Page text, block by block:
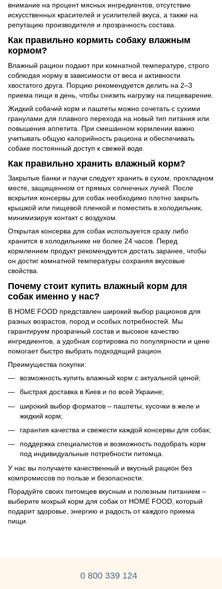
внимание на процент мясных ингредиентов, отсутствие
искусственных красителей и усилителей вкуса, а также на
репутацию производителя и прозрачность состава.
Как правильно кормить собаку влажным
кормом?
Влажный рацион подают при комнатной температуре, строго
соблюдая норму в зависимости от веса и активности
хвостатого друга. Порцию рекомендуется делить на 2–3
приема пищи в день, чтобы снизить нагрузку на пищеварение.
Жидкий собачий корм и паштеты можно сочетать с сухими
гранулами для плавного перехода на новый тип питания или
повышения аппетита. При смешанном кормлении важно
учитывать общую калорийность рациона и обеспечивать
собаке постоянный доступ к свежей воде.
Как правильно хранить влажный корм?
Закрытые банки и паучи следует хранить в сухом, прохладном
месте, защищенном от прямых солнечных лучей. После
вскрытия консервы для собак необходимо плотно закрыть
крышкой или пищевой пленкой и поместить в холодильник,
минимизируя контакт с воздухом.
Открытая консерва для собак используется сразу либо
хранится в холодильнике не более 24 часов. Перед
кормлением продукт рекомендуется достать заранее, чтобы
он достиг комнатной температуры сохраняя вкусовые
свойства.
Почему стоит купить влажный корм для
собак именно у нас?
В HOME FOOD представлен широкий выбор рационов для
разных возрастов, пород и особых потребностей. Мы
гарантируем прозрачный состав и высокое качество
ингредиентов, а удобная сортировка по популярности и цене
помогает быстро выбрать подходящий рацион.
Преимущества покупки:
возможность купить влажный корм с актуальной ценой;
быстрая доставка в Киев и по всей Украине;
широкий выбор форматов – паштеты, кусочки в желе и
жидкий корм;
гарантия качества и свежести каждой консервы для собак;
поддержка специалистов и возможность подобрать корм
под индивидуальные потребности питомца.
У нас вы получаете качественный и вкусный рацион без
компромиссов по пользе и безопасности.
Порадуйте своих питомцев вкусным и полезным питанием –
выберите мокрый корм для собак от HOME FOOD, который
подарит здоровье, энергию и радость от каждого приема
пищи.
0 800 339 124